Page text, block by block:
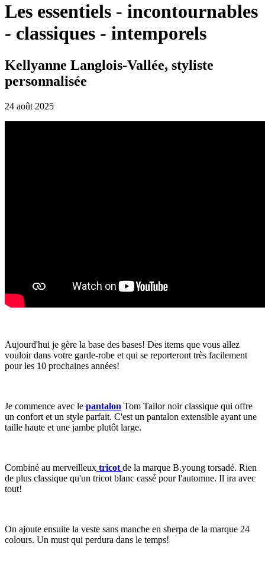
Les essentiels - incontournables
- classiques - intemporels
Kellyanne Langlois-Vallée, styliste
personnalisée
24 août 2025
Aujourd'hui je gère la base des bases! Des items que vous allez
vouloir dans votre garde-robe et qui se reporteront très facilement
pour les 10 prochaines années!
Je commence avec le pantalon Tom Tailor noir classique qui offre
un confort et un style parfait. C'est un pantalon extensible ayant une
taille haute et une jambe plutôt large.
Combiné au merveilleux tricot de la marque B.young torsadé. Rien
de plus classique qu'un tricot blanc cassé pour l'automne. Il ira avec
tout!
On ajoute ensuite la veste sans manche en sherpa de la marque 24
colours. Un must qui perdura dans le temps!